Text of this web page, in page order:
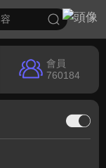
會員
760184